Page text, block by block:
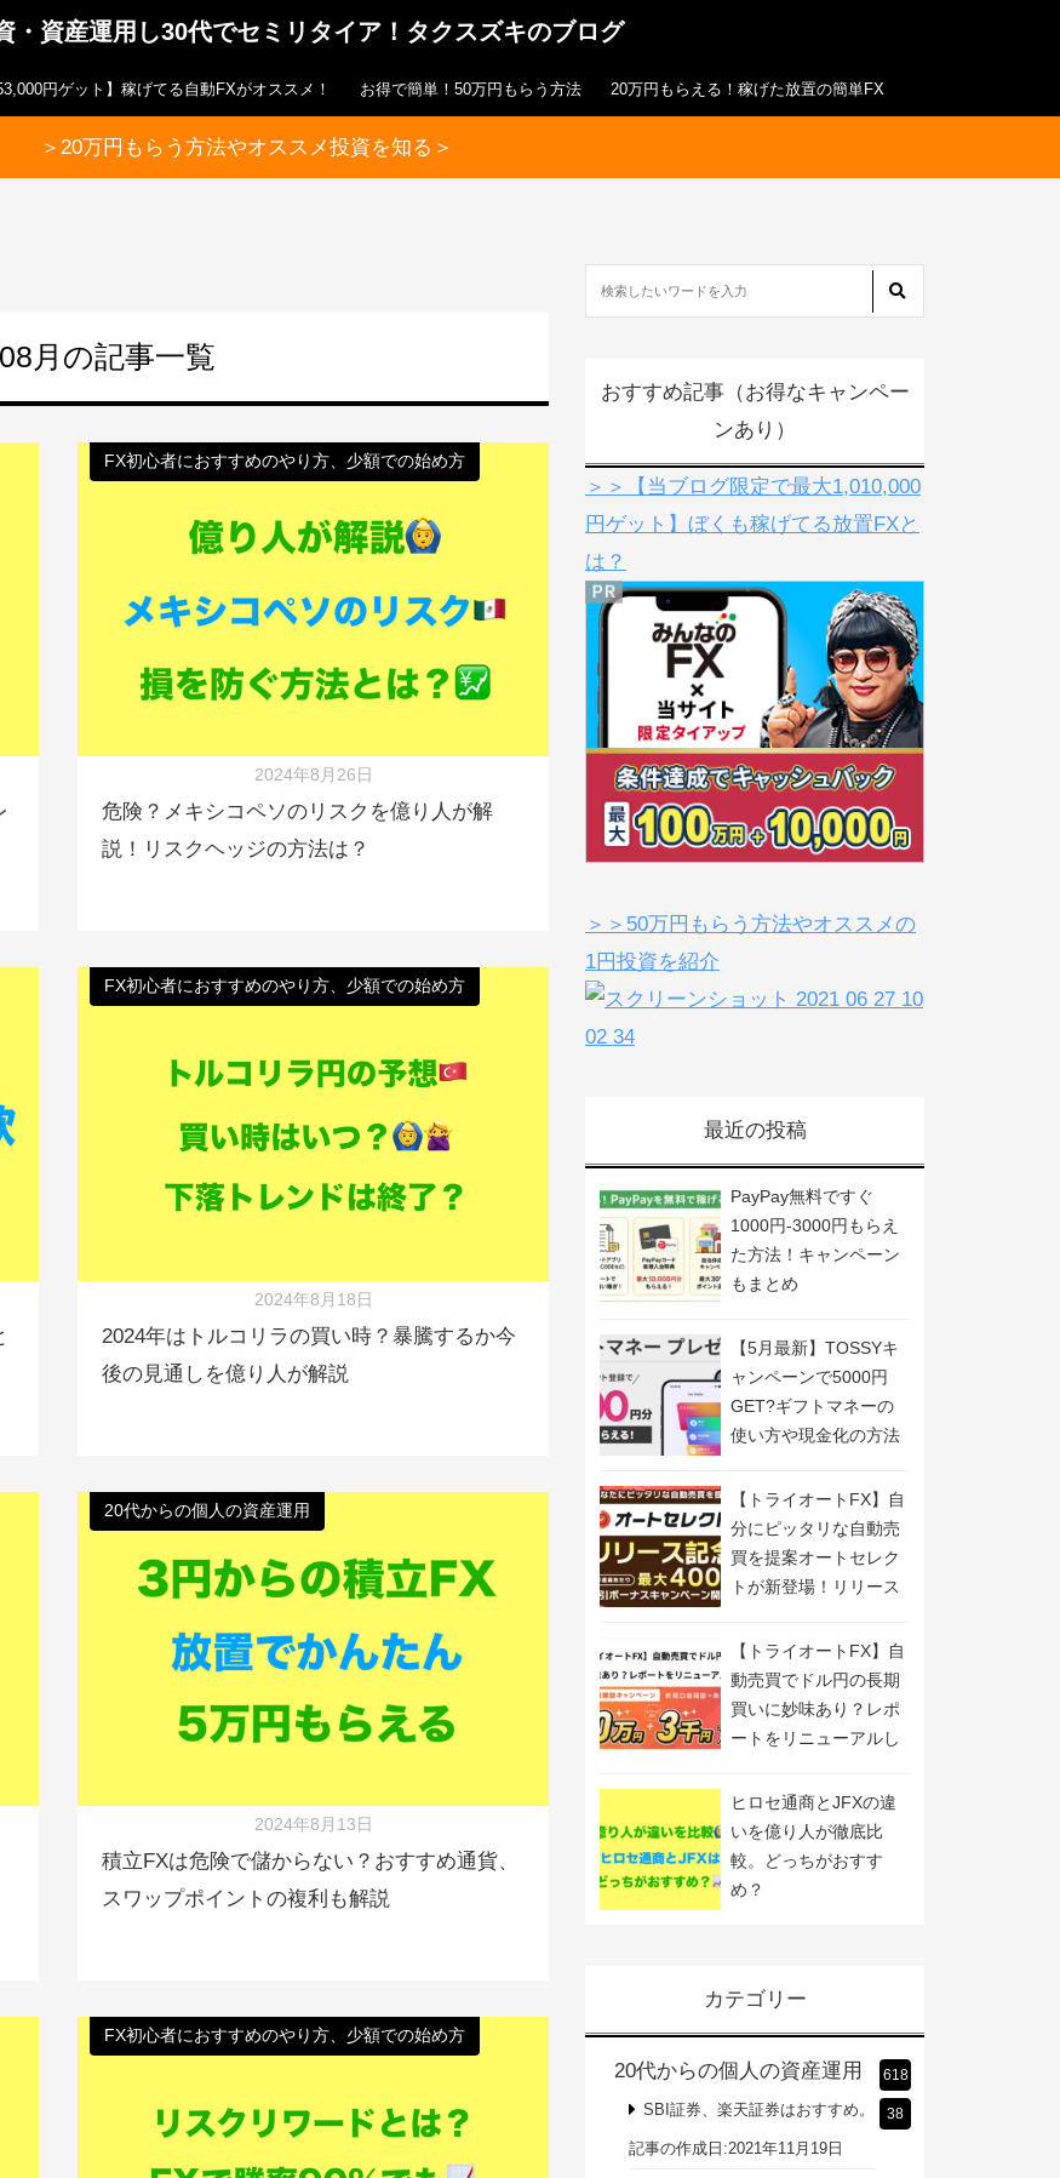
・資産運用し30代でセミリタイア！タクスズキのブログ
円ゲット】稼げてる自動FXがオススメ！ お得で簡単！50万円もらう方法 20万円もらえる！稼げた放置の簡単FX
＞20万円もらう方法やオススメ投資を知る＞
月の記事一覧
FX初心者におすすめのやり方、少額での始め方
2024年8月26日
危険？メキシコペソのリスクを億り人が解
説！リスクヘッジの方法は？
FX初心者におすすめのやり方、少額での始め方
2024年8月18日
2024年はトルコリラの買い時？暴騰するか今
後の見通しを億り人が解説
20代からの個人の資産運用
2024年8月13日
積立FXは危険で儲からない？おすすめ通貨、
スワップポイントの複利も解説
FX初心者におすすめのやり方、少額での始め方
おすすめ記事（お得なキャンペー
ンあり）
＞＞【当ブログ限定で最大1,010,000
円ゲット】ぼくも稼げてる放置FXと
は？
＞＞50万円もらう方法やオススメの
1円投資を紹介
最近の投稿
PayPay無料ですぐ
1000円-3000円もらえ
た方法！キャンペーン
もまとめ
【5月最新】TOSSYキ
ャンペーンで5000円
GET?ギフトマネーの
使い方や現金化の方法
【トライオートFX】自
分にピッタリな自動売
買を提案オートセレク
トが新登場！リリース
催！
【トライオートFX】自
動売買でドル円の長期
買いに妙味あり？レポ
ートをリニューアルし
ヒロセ通商とJFXの違
いを億り人が徹底比
較。どっちがおすす
め？
カテゴリー
20代からの個人の資産運用 618
SBI証券、楽天証券はおすすめ。
記事の作成日:2021年11月19日
38